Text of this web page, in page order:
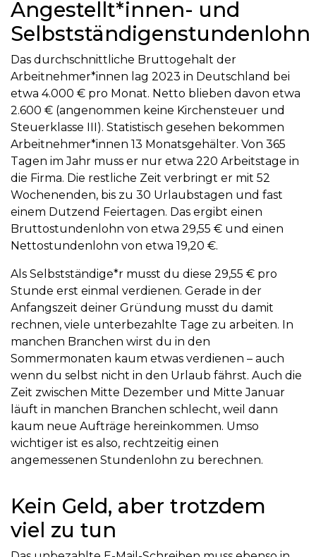
Angestellt*innen- und
Selbstständigenstundenlohn
Das durchschnittliche Bruttogehalt der
Arbeitnehmer*innen lag 2023 in Deutschland bei
etwa 4.000 € pro Monat. Netto blieben davon etwa
2.600 € (angenommen keine Kirchensteuer und
Steuerklasse III). Statistisch gesehen bekommen
Arbeitnehmer*innen 13 Monatsgehälter. Von 365
Tagen im Jahr muss er nur etwa 220 Arbeitstage in
die Firma. Die restliche Zeit verbringt er mit 52
Wochenenden, bis zu 30 Urlaubstagen und fast
einem Dutzend Feiertagen. Das ergibt einen
Bruttostundenlohn von etwa 29,55 € und einen
Nettostundenlohn von etwa 19,20 €.
Als Selbstständige*r musst du diese 29,55 € pro
Stunde erst einmal verdienen. Gerade in der
Anfangszeit deiner Gründung musst du damit
rechnen, viele unterbezahlte Tage zu arbeiten. In
manchen Branchen wirst du in den
Sommermonaten kaum etwas verdienen – auch
wenn du selbst nicht in den Urlaub fährst. Auch die
Zeit zwischen Mitte Dezember und Mitte Januar
läuft in manchen Branchen schlecht, weil dann
kaum neue Aufträge hereinkommen. Umso
wichtiger ist es also, rechtzeitig einen
angemessenen Stundenlohn zu berechnen.
Kein Geld, aber trotzdem
viel zu tun